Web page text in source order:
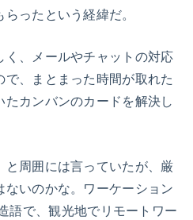
ったという経緯だ。
く、メールやチャットの対応
で、まとまった時間が取れた
カンバンのカードを解決し
と周囲には言っていたが、厳
ないのかな。ワーケーション
語で、観光地でリモートワー